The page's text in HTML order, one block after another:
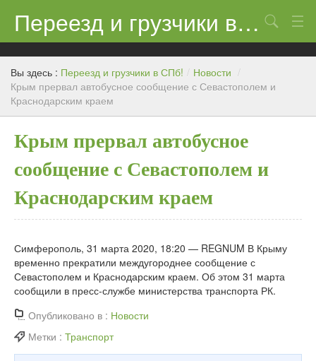
Переезд и грузчики в СПб!
Контакты
Цены
Новости
Поиск
Вы здесь : Переезд и грузчики в СПб! / Новости /
Крым прервал автобусное сообщение с Севастополем и
Краснодарским краем
Крым прервал автобусное
сообщение с Севастополем и
Краснодарским краем
Симферополь, 31 марта 2020, 18:20 — REGNUM В Крыму
временно прекратили междугороднее сообщение с
Севастополем и Краснодарским краем. Об этом 31 марта
сообщили в пресс-службе министерства транспорта РК.
Опубликовано в : Новости
Метки : Транспорт